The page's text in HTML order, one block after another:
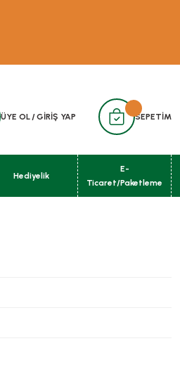
ÜYE OL /GİRİŞ YAP SEPETİM
Hediyelik
E-
Ticaret/Paketleme